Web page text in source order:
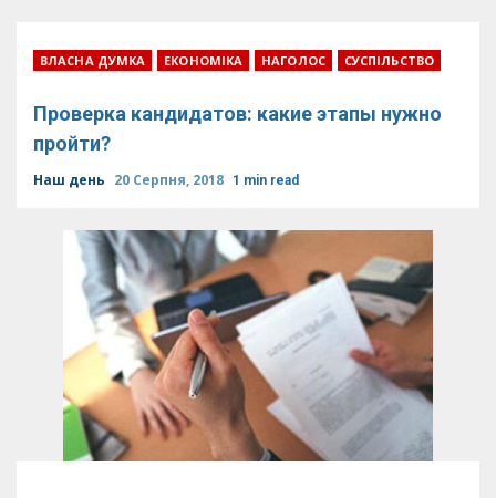
ВЛАСНА ДУМКА ЕКОНОМІКА НАГОЛОС СУСПІЛЬСТВО
Проверка кандидатов: какие этапы нужно
пройти?
Наш день 20 Серпня, 2018 1 min read